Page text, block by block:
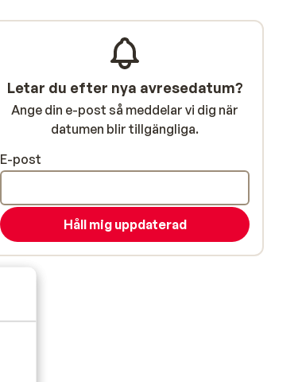
Letar du efter nya avresedatum?
Ange din e-post så meddelar vi dig när
datumen blir tillgängliga.
E-post
Håll mig uppdaterad